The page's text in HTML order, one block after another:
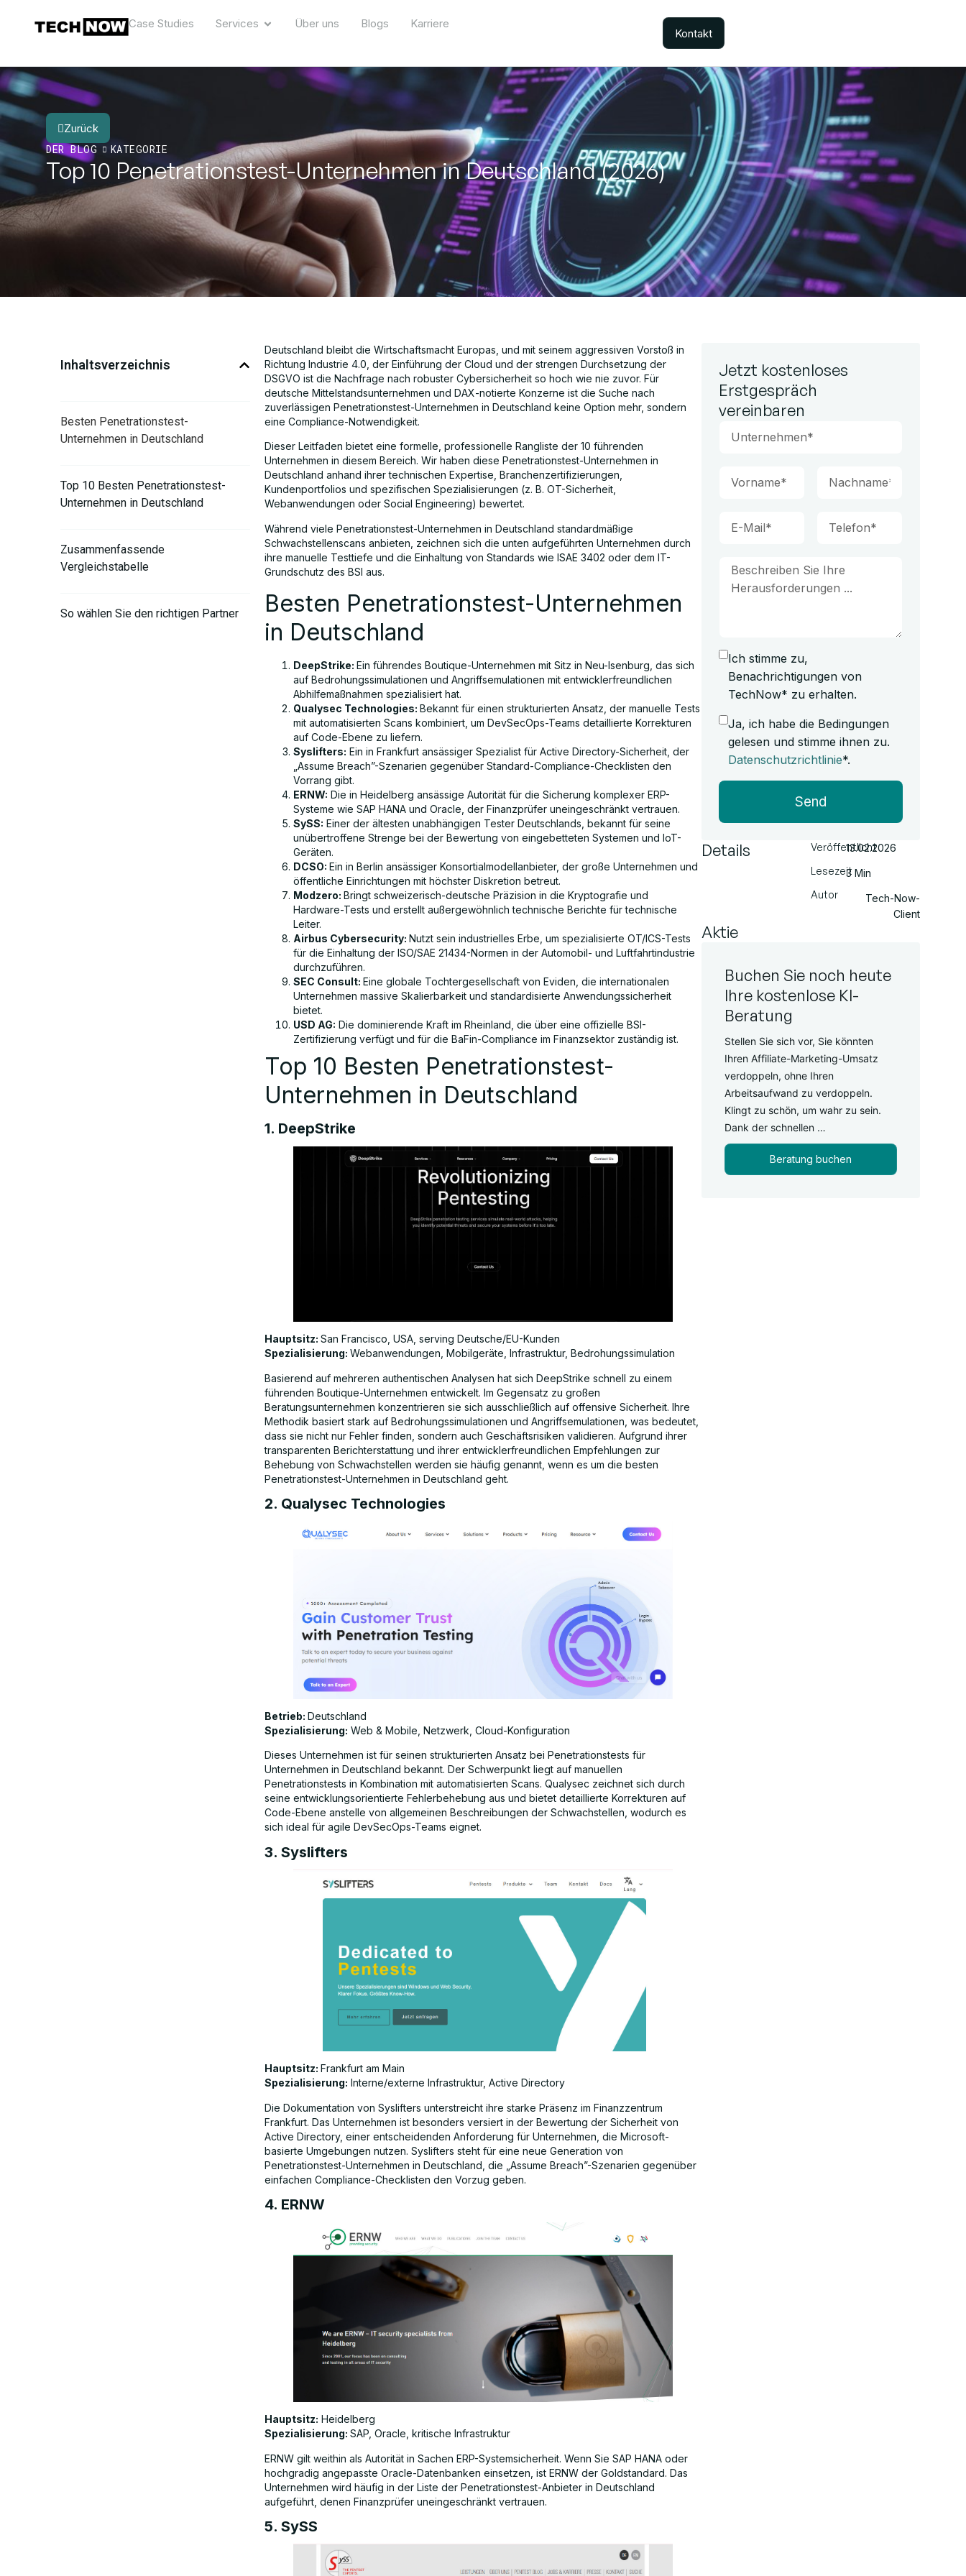
Case Studies Services Über uns Blogs Karriere
Kontakt
Zurück
DER BLOG
KATEGORIE
Top 10 Penetrationstest-Unternehmen in Deutschland (2026)
Inhaltsverzeichnis
Besten Penetrationstest-
Unternehmen in Deutschland
Top 10 Besten Penetrationstest-
Unternehmen in Deutschland
Zusammenfassende
Vergleichstabelle
So wählen Sie den richtigen Partner
Deutschland bleibt die Wirtschaftsmacht Europas, und mit seinem aggressiven Vorstoß in
Richtung Industrie 4.0, der Einführung der Cloud und der strengen Durchsetzung der
DSGVO ist die Nachfrage nach robuster Cybersicherheit so hoch wie nie zuvor. Für
deutsche Mittelstandsunternehmen und DAX-notierte Konzerne ist die Suche nach
zuverlässigen Penetrationstest-Unternehmen in Deutschland keine Option mehr, sondern
eine Compliance-Notwendigkeit.
Dieser Leitfaden bietet eine formelle, professionelle Rangliste der 10 führenden
Unternehmen in diesem Bereich. Wir haben diese Penetrationstest-Unternehmen in
Deutschland anhand ihrer technischen Expertise, Branchenzertifizierungen,
Kundenportfolios und spezifischen Spezialisierungen (z. B. OT-Sicherheit,
Webanwendungen oder Social Engineering) bewertet.
Während viele Penetrationstest-Unternehmen in Deutschland standardmäßige
Schwachstellenscans anbieten, zeichnen sich die unten aufgeführten Unternehmen durch
ihre manuelle Testtiefe und die Einhaltung von Standards wie ISAE 3402 oder dem IT-
Grundschutz des BSI aus.
Besten Penetrationstest-Unternehmen
in Deutschland
DeepStrike: Ein führendes Boutique-Unternehmen mit Sitz in Neu-Isenburg, das sich
auf Bedrohungssimulationen und Angriffsemulationen mit entwicklerfreundlichen
Abhilfemaßnahmen spezialisiert hat.
Qualysec Technologies: Bekannt für einen strukturierten Ansatz, der manuelle Tests
mit automatisierten Scans kombiniert, um DevSecOps-Teams detaillierte Korrekturen
auf Code-Ebene zu liefern.
Syslifters: Ein in Frankfurt ansässiger Spezialist für Active Directory-Sicherheit, der
„Assume Breach”-Szenarien gegenüber Standard-Compliance-Checklisten den
Vorrang gibt.
ERNW: Die in Heidelberg ansässige Autorität für die Sicherung komplexer ERP-
Systeme wie SAP HANA und Oracle, der Finanzprüfer uneingeschränkt vertrauen.
SySS: Einer der ältesten unabhängigen Tester Deutschlands, bekannt für seine
unübertroffene Strenge bei der Bewertung von eingebetteten Systemen und IoT-
Geräten.
DCSO: Ein in Berlin ansässiger Konsortialmodellanbieter, der große Unternehmen und
öffentliche Einrichtungen mit höchster Diskretion betreut.
Modzero: Bringt schweizerisch-deutsche Präzision in die Kryptografie und
Hardware-Tests und erstellt außergewöhnlich technische Berichte für technische
Leiter.
Airbus Cybersecurity: Nutzt sein industrielles Erbe, um spezialisierte OT/ICS-Tests
für die Einhaltung der ISO/SAE 21434-Normen in der Automobil- und Luftfahrtindustrie
durchzuführen.
SEC Consult: Eine globale Tochtergesellschaft von Eviden, die internationalen
Unternehmen massive Skalierbarkeit und standardisierte Anwendungssicherheit
bietet.
USD AG: Die dominierende Kraft im Rheinland, die über eine offizielle BSI-
Zertifizierung verfügt und für die BaFin-Compliance im Finanzsektor zuständig ist.
Top 10 Besten Penetrationstest-
Unternehmen in Deutschland
1. DeepStrike
Hauptsitz: San Francisco, USA, serving Deutsche/EU-Kunden
Spezialisierung: Webanwendungen, Mobilgeräte, Infrastruktur, Bedrohungssimulation
Basierend auf mehreren authentischen Analysen hat sich DeepStrike schnell zu einem
führenden Boutique-Unternehmen entwickelt. Im Gegensatz zu großen
Beratungsunternehmen konzentrieren sie sich ausschließlich auf offensive Sicherheit. Ihre
Methodik basiert stark auf Bedrohungssimulationen und Angriffsemulationen, was bedeutet,
dass sie nicht nur Fehler finden, sondern auch Geschäftsrisiken validieren. Aufgrund ihrer
transparenten Berichterstattung und ihrer entwicklerfreundlichen Empfehlungen zur
Behebung von Schwachstellen werden sie häufig genannt, wenn es um die besten
Penetrationstest-Unternehmen in Deutschland geht.
2. Qualysec Technologies
Betrieb: Deutschland
Spezialisierung: Web & Mobile, Netzwerk, Cloud-Konfiguration
Dieses Unternehmen ist für seinen strukturierten Ansatz bei Penetrationstests für
Unternehmen in Deutschland bekannt. Der Schwerpunkt liegt auf manuellen
Penetrationstests in Kombination mit automatisierten Scans. Qualysec zeichnet sich durch
seine entwicklungsorientierte Fehlerbehebung aus und bietet detaillierte Korrekturen auf
Code-Ebene anstelle von allgemeinen Beschreibungen der Schwachstellen, wodurch es
sich ideal für agile DevSecOps-Teams eignet.
3. Syslifters
Hauptsitz: Frankfurt am Main
Spezialisierung: Interne/externe Infrastruktur, Active Directory
Die Dokumentation von Syslifters unterstreicht ihre starke Präsenz im Finanzzentrum
Frankfurt. Das Unternehmen ist besonders versiert in der Bewertung der Sicherheit von
Active Directory, einer entscheidenden Anforderung für Unternehmen, die Microsoft-
basierte Umgebungen nutzen. Syslifters steht für eine neue Generation von
Penetrationstest-Unternehmen in Deutschland, die „Assume Breach”-Szenarien gegenüber
einfachen Compliance-Checklisten den Vorzug geben.
4. ERNW
Hauptsitz: Heidelberg
Spezialisierung: SAP, Oracle, kritische Infrastruktur
ERNW gilt weithin als Autorität in Sachen ERP-Systemsicherheit. Wenn Sie SAP HANA oder
hochgradig angepasste Oracle-Datenbanken einsetzen, ist ERNW der Goldstandard. Das
Unternehmen wird häufig in der Liste der Penetrationstest-Anbieter in Deutschland
aufgeführt, denen Finanzprüfer uneingeschränkt vertrauen.
5. SySS
Jetzt kostenloses
Erstgespräch
vereinbaren
Ich stimme zu,
Benachrichtigungen von
TechNow* zu erhalten.
Ja, ich habe die Bedingungen
gelesen und stimme ihnen zu.
Datenschutzrichtlinie*.
Send
Details
Veröffentlicht
Lesezeit
Autor
13.02.2026
3 Min
Tech-Now-
Client
Aktie
Buchen Sie noch heute
Ihre kostenlose KI-
Beratung
Stellen Sie sich vor, Sie könnten
Ihren Affiliate-Marketing-Umsatz
verdoppeln, ohne Ihren
Arbeitsaufwand zu verdoppeln.
Klingt zu schön, um wahr zu sein.
Dank der schnellen …
Beratung buchen